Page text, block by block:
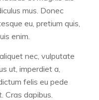
mus. Donec
eu, pretium quis,
enim.
nec, vulputate
ut, imperdiet a,
felis eu pede
Cras dapibus.